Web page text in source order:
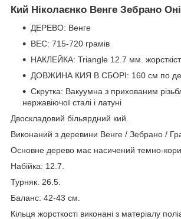
Кий Ніколаєнко Венге Зебрано
ДЕРЕВО: Венге
ВЕС: 715-720 грамів
НАКЛЕЙКА: Triangle 12.7 мм.
ДОВЖИНА КИЯ В СБОРІ: 160 см по
Скрутка: Вакуумна з прихованим
нержавіючої сталі і латуні
Двоскладовий більярдний кий.
Виконаний з деревини Венге / Зебрано /
Основне дерево має насичений темно-
Набійка: 12.7.
Турняк: 26.5.
Баланс: 42-43 см.
Кільця жорсткості виконані з матеріалу